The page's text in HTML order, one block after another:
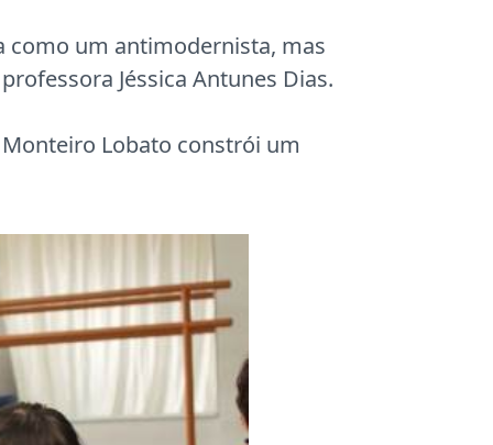
como um antimodernista, mas
Jéssica Antunes Dias.
Lobato constrói um